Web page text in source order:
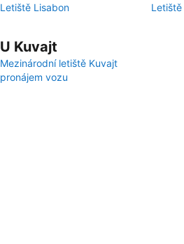
Letiště Lisabon
Letiště
U Kuvajt
Mezinárodní letiště Kuvajt
pronájem vozu